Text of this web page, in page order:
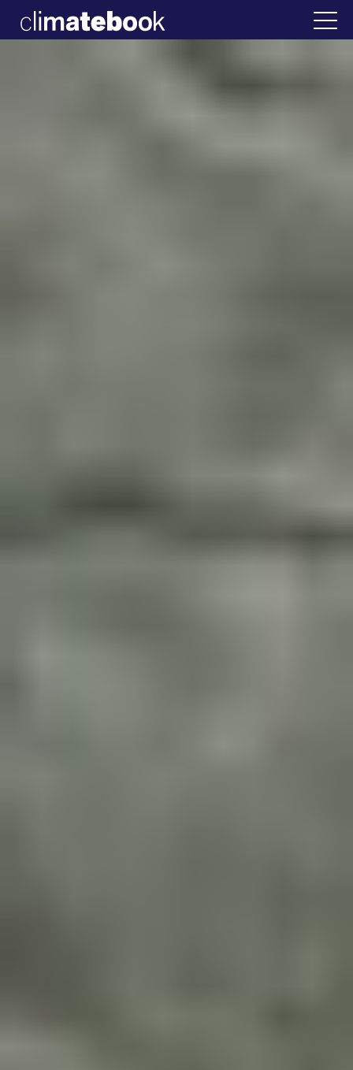
22 ΙΑΝ 2026 2025 Η άβολη αλήθεια για